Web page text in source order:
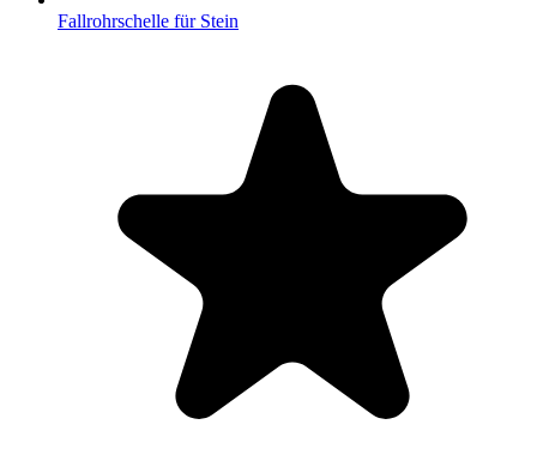
Fallrohrschelle für Stein